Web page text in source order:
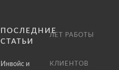
ПОСЛЕДНИЕ
СТАТЬИ
Инвойс и
ЛЕТ РАБОТЫ
КЛИЕНТОВ